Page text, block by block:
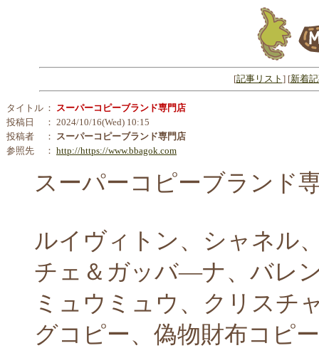
[記事リスト ] [新着
タイトル ： スーパーコピーブランド専門店
投稿日
： 2024/10/16(Wed) 10:15
投稿者
： スーパーコピーブランド専門店
参照先
： http://https://www.bbagok.com
スーパーコピーブランド
ルイヴィトン、シャネル
チェ＆ガッバ―ナ、バレ
ミュウミュウ、クリスチ
グコピー、偽物財布コピ